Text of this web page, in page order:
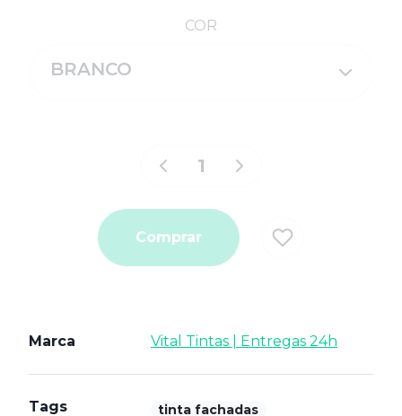
COR
BRANCO
Comprar
Marca Vital Tintas | Entregas 24h
Tags
tinta fachadas